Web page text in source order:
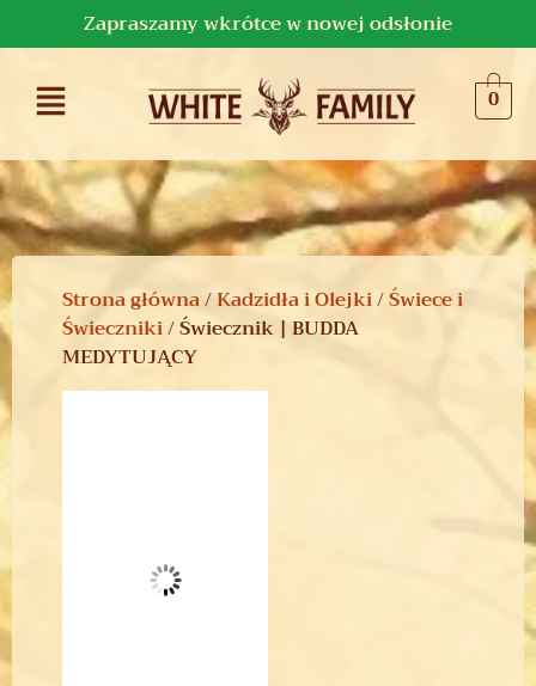
Zapraszamy wkrótce w nowej odsłonie
0
Strona główna/Kadzidła i Olejki/Świece i
Świeczniki/ Świecznik | BUDDA
MEDYTUJĄCY